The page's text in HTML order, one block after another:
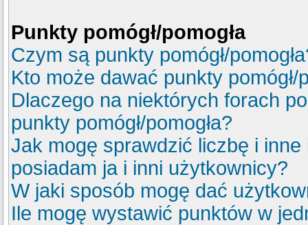
Punkty pomógł/pomogła
Czym są punkty pomógł/
Kto może dawać punkty pomógł/
Dlaczego na niektórych forach
punkty pomógł/pomogła?
Jak mogę sprawdzić liczbę i
posiadam ja i inni użytkownicy?
W jaki sposób mogę dać
Ile mogę wystawić punktów w